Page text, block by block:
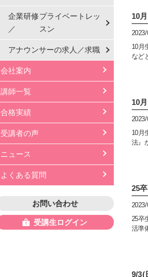
企業研修
／
プライベートレッ
スン
アナウンサーの求人／求職
会社案内
講師一覧
合格実績
受講者の声
ニュース
よくある質問
お問い合わせ
受講生ログイン
10
10月
など
10
10月
法』
25
25卒
活準
9/3(